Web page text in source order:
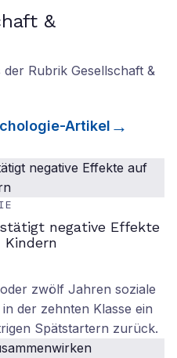
&
der Rubrik Gesellschaft &
-Artikel
negative Effekte
zwölf Jahren soziale
der zehnten Klasse ein
Spätstartern zurück.